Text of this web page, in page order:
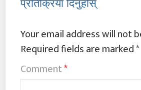
प्रतिक्रिया दिनुहोस्
Your email address will not
Required fields are marked*
Comment*